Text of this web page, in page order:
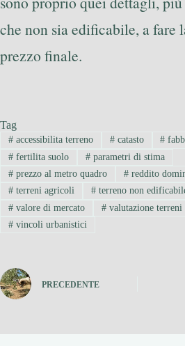
che non sia edificabile, a fare
prezzo finale.
Tag
#accessibilita terreno #catasto #
#fertilita suolo #parametri di stima
#prezzo al metro quadro #reddito
#terreni agricoli #terreno non
#valore di mercato #valutazione terreni
#vincoli urbanistici
PRECEDENTE